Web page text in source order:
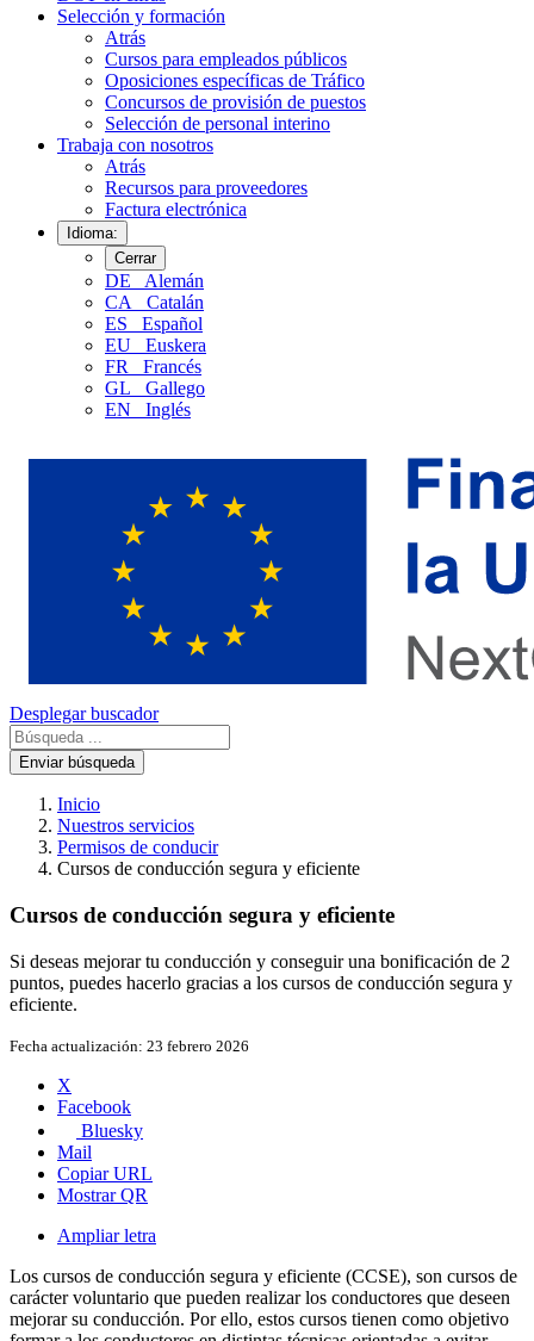
Selección y formación
Atrás
Cursos para empleados públicos
Oposiciones específicas de Tráfico
Concursos de provisión de puestos
Selección de personal interino
Trabaja con nosotros
Atrás
Recursos para proveedores
Factura electrónica
Idioma:
Cerrar
DE
Alemán
CA
Catalán
ES
Español
EU
Euskera
FR
Francés
GL
Gallego
EN
Inglés
Desplegar buscador
Enviar búsqueda
Inicio
Nuestros servicios
Permisos de conducir
Cursos de conducción segura y eficiente
Cursos de conducción segura y eficiente
Si deseas mejorar tu conducción y conseguir una bonificación de 2
puntos, puedes hacerlo gracias a los cursos de conducción segura y
eficiente.
Fecha actualización: 23 febrero 2026
X
Facebook
Bluesky
Mail
Copiar URL
Mostrar QR
Ampliar letra
Los cursos de conducción segura y eficiente (CCSE), son cursos de
carácter voluntario que pueden realizar los conductores que deseen
mejorar su conducción. Por ello, estos cursos tienen como objetivo